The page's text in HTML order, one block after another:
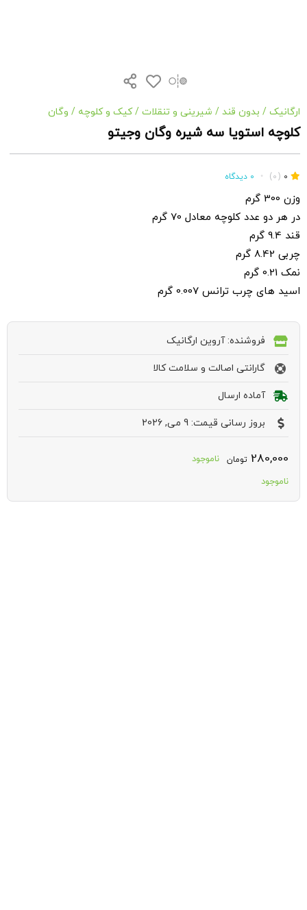
ارگانیک / بدون قند / شیرینی و تنقلات /کیک و کلوچه / وگان
کلوچه استویا سه شیره وگان وجیتو
0
(0)
• 0 دیدگاه
وزن 300 گرم
در هر دو عدد کلوچه معادل 70 گرم
قند 9.4 گرم
چربی 8.42 گرم
نمک 0.21 گرم
اسید های چرب ترانس 0.007 گرم
فروشنده: آروین ارگانیک
گارانتی اصالت و سلامت کالا
آماده ارسال
بروز رسانی قیمت: 9 می, 2026
280,000 تومان
ناموجود
ناموجود